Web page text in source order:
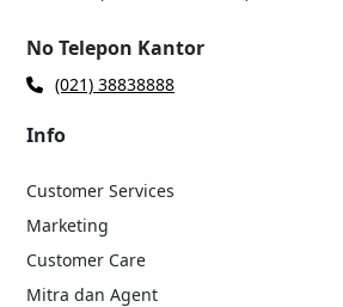
No Telepon Kantor
(021) 38838888
Info
Customer Services
Marketing
Customer Care
Mitra dan Agent